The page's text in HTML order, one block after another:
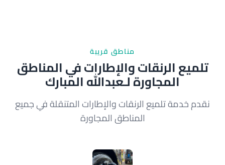
مناطق قريبة
تلميع الرنقات والإطارات في المناطق
المجاورة لـعبدالله المبارك
نقدم خدمة تلميع الرنقات والإطارات المتنقلة في جميع
المناطق المجاورة